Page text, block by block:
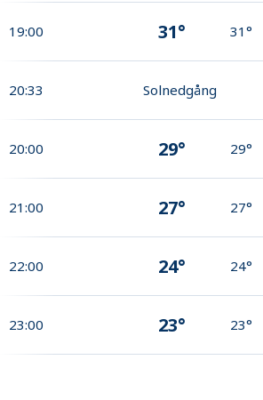
19:00 31° 31°
20:33 Solnedgång
20:00 29° 29°
21:00 27° 27°
22:00 24° 24°
23:00 23° 23°